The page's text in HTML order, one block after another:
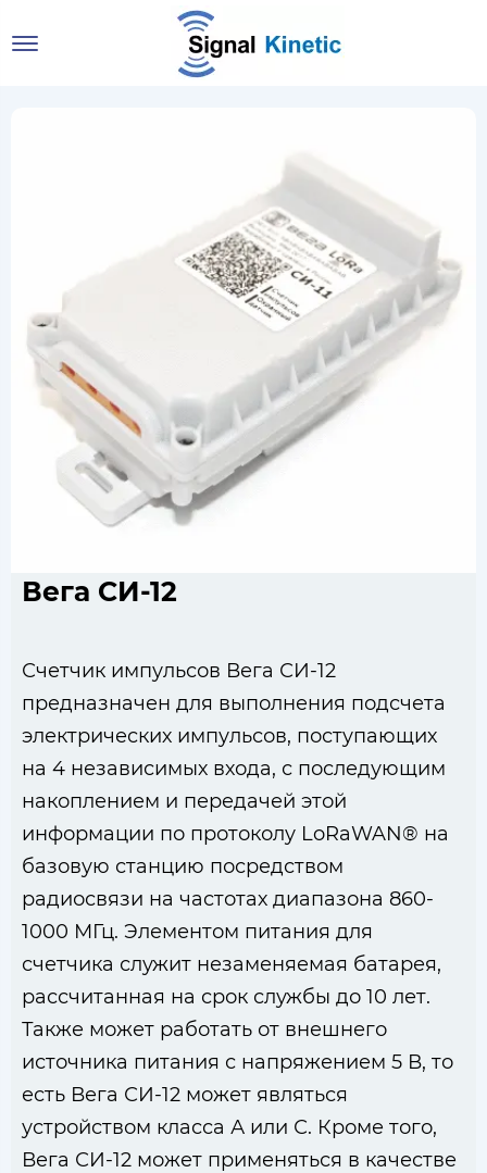
Вега СИ-12
Счетчик импульсов Вега СИ-12
предназначен для выполнения подсчета
электрических импульсов, поступающих
на 4 независимых входа, с последующим
накоплением и передачей этой
информации по протоколу LoRaWAN® на
базовую станцию посредством
радиосвязи на частотах диапазона 860-
1000 МГц. Элементом питания для
счетчика служит незаменяемая батарея,
рассчитанная на срок службы до 10 лет.
Также может работать от внешнего
источника питания с напряжением 5 В, то
есть Вега СИ-12 может являться
устройством класса А или С. Кроме того,
Вега СИ-12 может применяться в качестве